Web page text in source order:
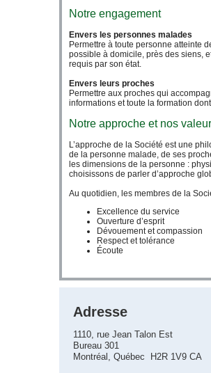
Notre engagement
Envers les personnes malades
Permettre à toute personne atteinte
possible à domicile, près des siens,
requis par son état.
Envers leurs proches
Permettre aux proches qui
informations et toute la formation
Notre approche et nos
L’approche de la Société est une
de la personne malade, de ses
les dimensions de la personne :
choisissons de parler d’approche
Au quotidien, les membres de la
Excellence du service
Ouverture d’esprit
Dévouement et compassion
Respect et tolérance
Écoute
Adresse
1110, rue Jean Talon Est
Bureau 301
Montréal, Québec H2R 1V9 CA